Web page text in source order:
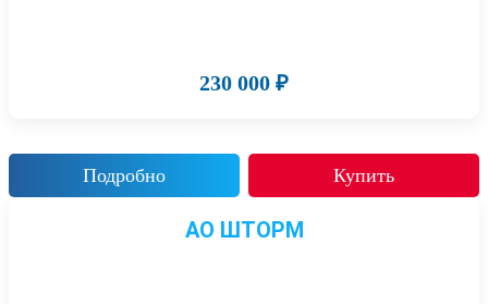
230 000 ₽
Подробно Купить
АО ШТОРМ